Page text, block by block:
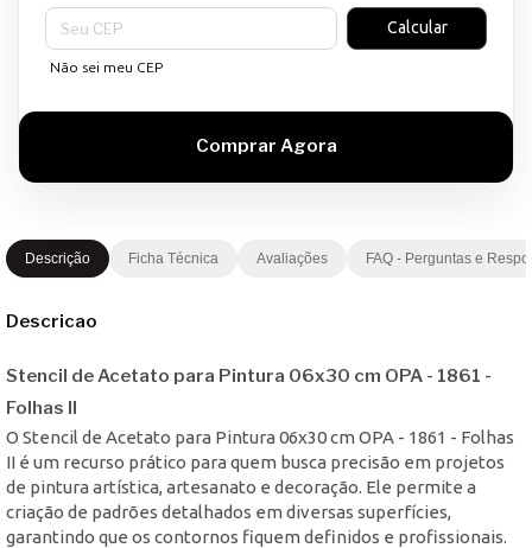
Entregas para o CEP:
Calcular
Não sei meu CEP
Descrição Ficha Técnica Avaliações FAQ - Perguntas e
Descricao
Stencil de Acetato para Pintura 06x30 cm OPA - 1861 -
Folhas II
O Stencil de Acetato para Pintura 06x30 cm OPA - 1861 - Folhas
II é um recurso prático para quem busca precisão em projetos
de pintura artística, artesanato e decoração. Ele permite a
criação de padrões detalhados em diversas superfícies,
garantindo que os contornos fiquem definidos e profissionais.